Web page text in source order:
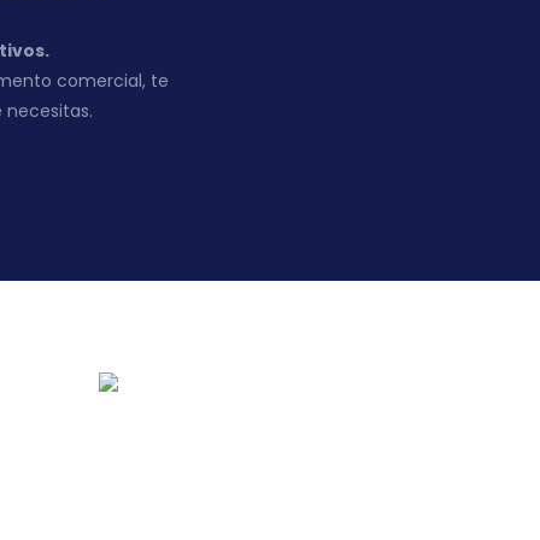
comercial, te